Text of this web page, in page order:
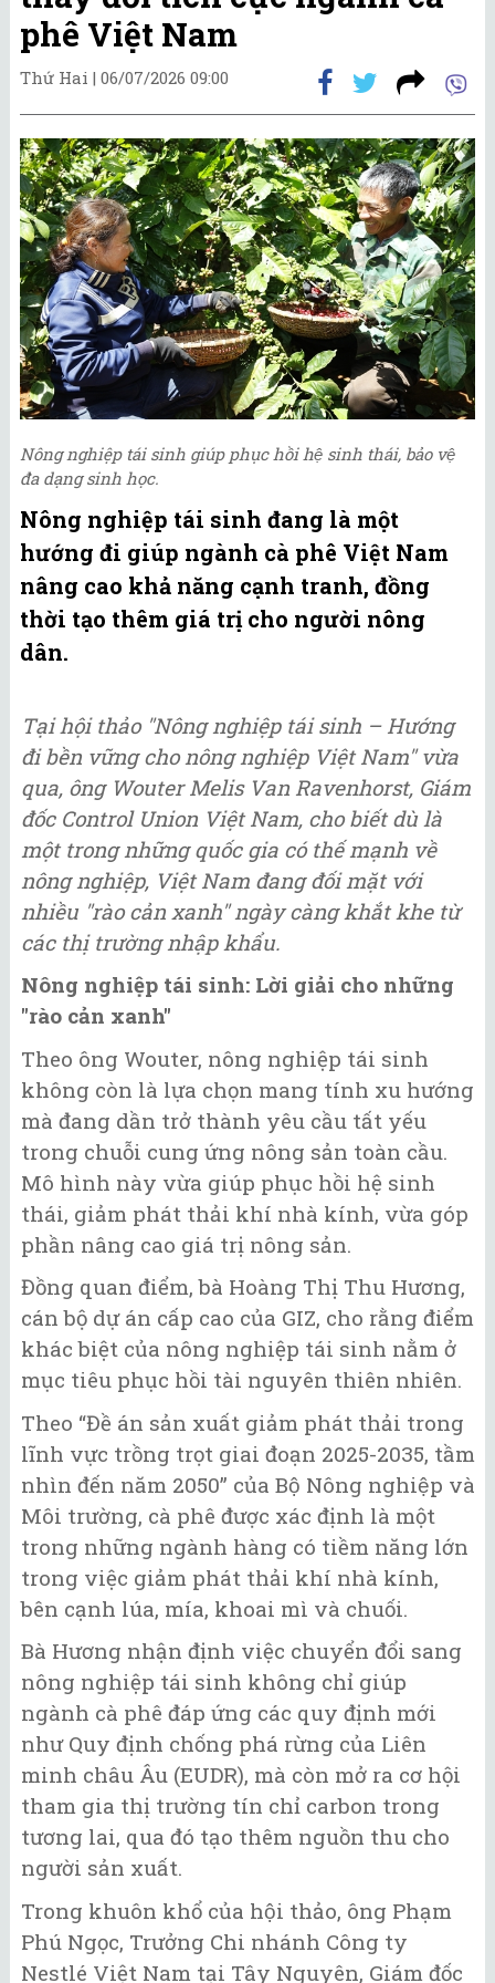
phê Việt Nam
Thứ Hai | 06/07/2026 09:00
Nông nghiệp tái sinh giúp phục hồi hệ sinh thái, bảo vệ
đa dạng sinh học.
Nông nghiệp tái sinh đang là một
hướng đi giúp ngành cà phê Việt Nam
nâng cao khả năng cạnh tranh, đồng
thời tạo thêm giá trị cho người nông
dân.
Tại hội thảo "Nông nghiệp tái sinh – Hướng
đi bền vững cho nông nghiệp Việt Nam" vừa
qua, ông Wouter Melis Van Ravenhorst, Giám
đốc Control Union Việt Nam, cho biết dù là
một trong những quốc gia có thế mạnh về
nông nghiệp, Việt Nam đang đối mặt với
nhiều "rào cản xanh" ngày càng khắt khe từ
các thị trường nhập khẩu.
Nông nghiệp tái sinh: Lời giải cho những
"rào cản xanh"
Theo ông Wouter, nông nghiệp tái sinh
không còn là lựa chọn mang tính xu hướng
mà đang dần trở thành yêu cầu tất yếu
trong chuỗi cung ứng nông sản toàn cầu.
Mô hình này vừa giúp phục hồi hệ sinh
thái, giảm phát thải khí nhà kính, vừa góp
phần nâng cao giá trị nông sản.
Đồng quan điểm, bà Hoàng Thị Thu Hương,
cán bộ dự án cấp cao của GIZ, cho rằng điểm
khác biệt của nông nghiệp tái sinh nằm ở
mục tiêu phục hồi tài nguyên thiên nhiên.
Theo “Đề án sản xuất giảm phát thải trong
lĩnh vực trồng trọt giai đoạn 2025-2035, tầm
nhìn đến năm 2050” của Bộ Nông nghiệp và
Môi trường, cà phê được xác định là một
trong những ngành hàng có tiềm năng lớn
trong việc giảm phát thải khí nhà kính,
bên cạnh lúa, mía, khoai mì và chuối.
Bà Hương nhận định việc chuyển đổi sang
nông nghiệp tái sinh không chỉ giúp
ngành cà phê đáp ứng các quy định mới
như Quy định chống phá rừng của Liên
minh châu Âu (EUDR), mà còn mở ra cơ hội
tham gia thị trường tín chỉ carbon trong
tương lai, qua đó tạo thêm nguồn thu cho
người sản xuất.
Trong khuôn khổ của hội thảo, ông Phạm
Phú Ngọc, Trưởng Chi nhánh Công ty
Nestlé Việt Nam tại Tây Nguyên, Giám đốc